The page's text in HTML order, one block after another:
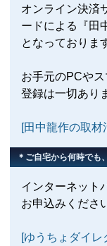
オンライン決済
ードによる『田
となっておりま
お手元のPCや
登録は一切あり
[田中龍作の取材
＊ご自宅から何時でも
インターネット
お申込みくださ
[ゆうちょダイレ